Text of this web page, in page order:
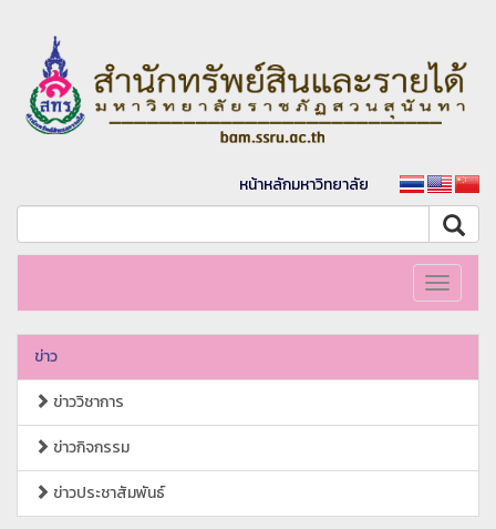
หน้าหลักมหาวิทยาลัย
Toggle
ข่าว
ข่าววิชาการ
ข่าวกิจกรรม
ข่าวประชาสัมพันธ์